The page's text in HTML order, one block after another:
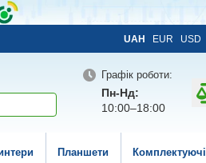
UAH EUR USD
Графік роботи:
Пн-Нд:
10:00–18:00
Планшети Комплектуючі